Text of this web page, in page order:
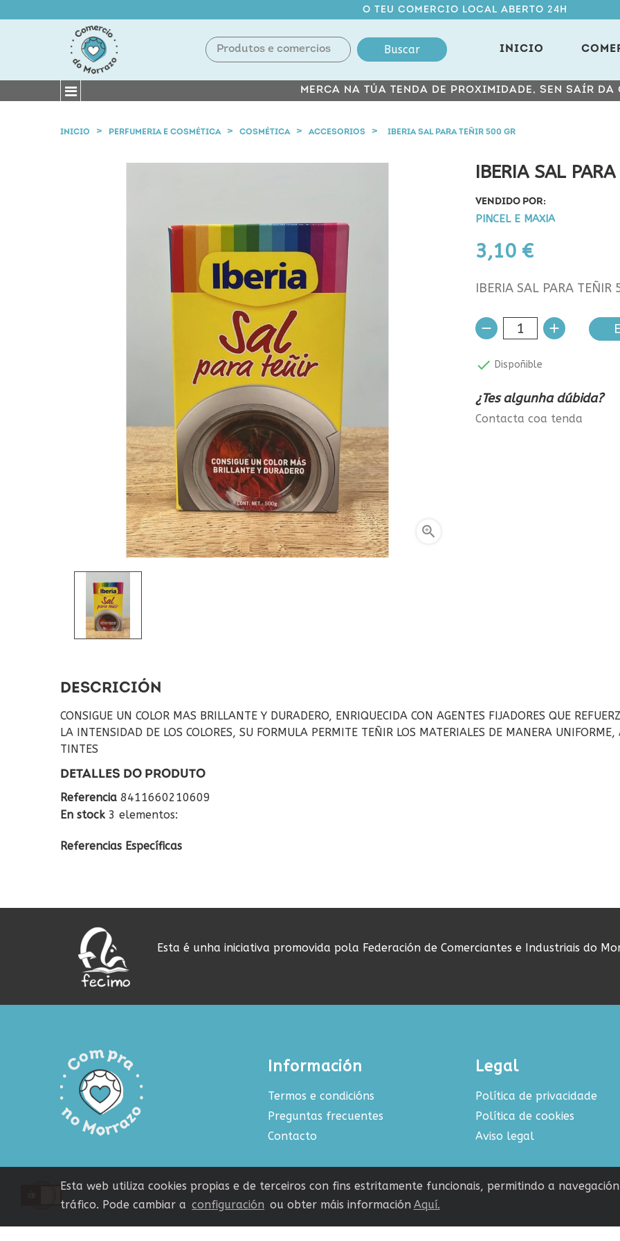
O TEU COMERCIO LOCAL ABERTO 24H
Buscar INICIO
MERCA NA TÚA TENDA DE PROXIMIDADE, SEN SAÍR DA
INICIO PERFUMERIA E COSMÉTICA COSMÉTICA ACCESORIOS IBERIA SAL PARA TEÑIR 500 GR

IBERIA SAL
VENDIDO POR:
PINCEL E MAXIA
3,10 €
IBERIA SAL PARA TEÑIR
 Dispoñible
¿Tes algunha dúbida?
Contacta coa tenda
DESCRICIÓN
CONSIGUE UN COLOR MAS BRILLANTE Y DURADERO, ENRIQUECIDA CON AGENTES FIJADORES QUE
LA INTENSIDAD DE LOS COLORES, SU FORMULA PERMITE TEÑIR LOS MATERIALES DE MANERA
TINTES
DETALLES DO PRODUTO
Referencia 8411660210609
En stock 3 elementos:
Referencias Específicas
Esta é unha iniciativa promovida pola Federación de Comerciantes e Industriais do
Información
Termos e condicións
Preguntas frecuentes
Contacto
Legal
Política de privacidade
Política de cookies
Aviso legal
Esta web utiliza cookies propias e de terceiros con fins estritamente funcionais, permitindo a
tráfico. Pode cambiar a configuración ou obter máis información Aquí.